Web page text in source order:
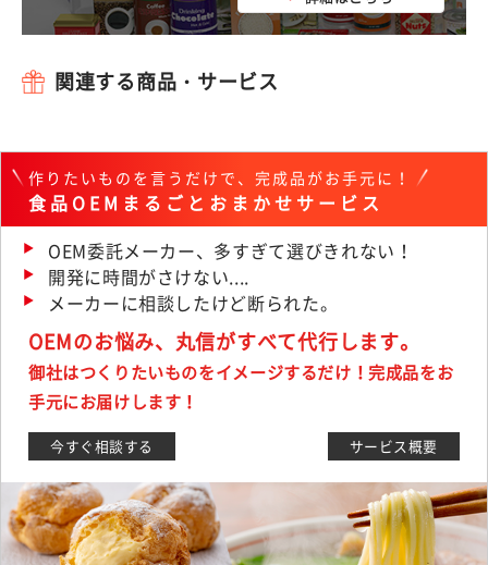
関連する商品・サービス
作りたいものを言うだけで、完成品がお手元に！
食品OEMまるごとおまかせサービス
OEM委託メーカー、多すぎて選びきれない！
開発に時間がさけない....
メーカーに相談したけど断られた。
OEMのお悩み、丸信がすべて代行します。
御社はつくりたいものをイメージするだけ！完成品をお
手元にお届けします！
今すぐ相談する サービス概要